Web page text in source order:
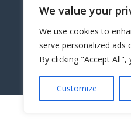
We value your
We use cookies to
serve personalized
By clicking "Accept
Customize